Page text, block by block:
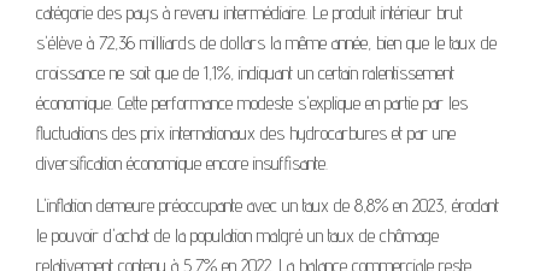
catégorie des pays à revenu intermédiaire. Le produit intérieur brut
s'élève à 72,36 milliards de dollars la même année, bien que le taux de
croissance ne soit que de 1,1%, indiquant un certain ralentissement
économique. Cette performance modeste s'explique en partie par les
fluctuations des prix internationaux des hydrocarbures et par une
diversification économique encore insuffisante.
L'inflation demeure préoccupante avec un taux de 8,8% en 2023, érodant
le pouvoir d'achat de la population malgré un taux de chômage
relativement contenu à 5,7% en 2022. La balance commerciale reste